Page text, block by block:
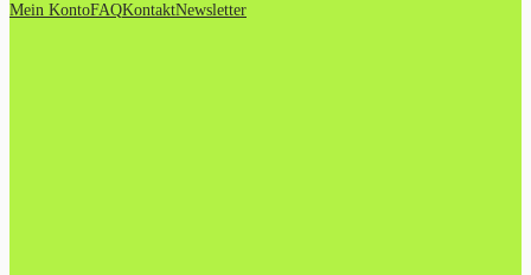
Mein KontoFAQKontaktNewsletter